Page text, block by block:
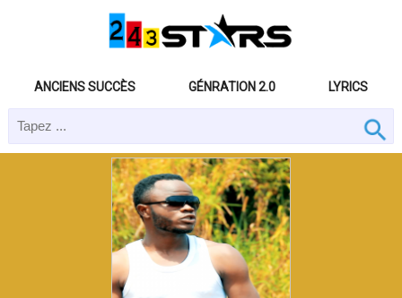
ANCIENS SUCCÈS GÉNRATION 2.0 LYRICS